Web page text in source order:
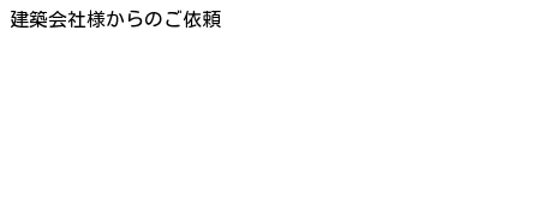
建築会社様からのご依頼